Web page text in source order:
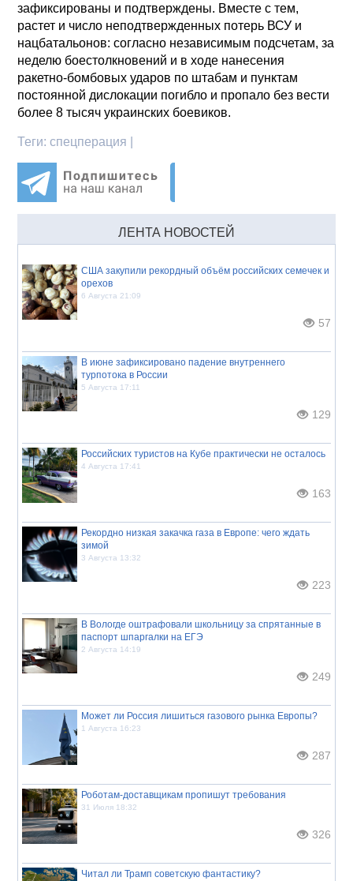
зафиксированы и подтверждены. Вместе с тем,
растет и число неподтвержденных потерь ВСУ и
нацбатальонов: согласно независимым подсчетам, за
неделю боестолкновений и в ходе нанесения
ракетно-бомбовых ударов по штабам и пунктам
постоянной дислокации погибло и пропало без вести
более 8 тысяч украинских боевиков.
Теги:спецперация |
ЛЕНТА НОВОСТЕЙ
США закупили рекордный объём российских семечек и
орехов
6 Августа 21:09
57
В июне зафиксировано падение внутреннего
турпотока в России
5 Августа 17:11
129
Российских туристов на Кубе практически не осталось
4 Августа 17:41
163
Рекордно низкая закачка газа в Европе: чего ждать
зимой
3 Августа 13:32
223
В Вологде оштрафовали школьницу за спрятанные в
паспорт шпаргалки на ЕГЭ
2 Августа 14:19
249
Может ли Россия лишиться газового рынка Европы?
1 Августа 16:23
287
Роботам-доставщикам пропишут требования
31 Июля 18:32
326
Читал ли Трамп советскую фантастику?